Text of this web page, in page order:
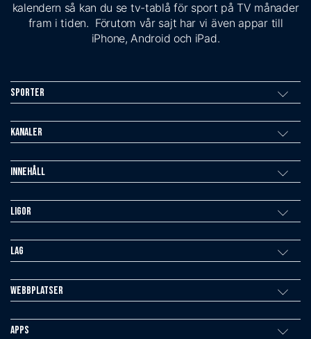
kalendern så kan du se tv-tablå för sport på TV månader
fram i tiden. Förutom vår sajt har vi även appar till
iPhone, Android och iPad.
Sporter
Kanaler
Innehåll
Ligor
Lag
Webbplatser
Apps